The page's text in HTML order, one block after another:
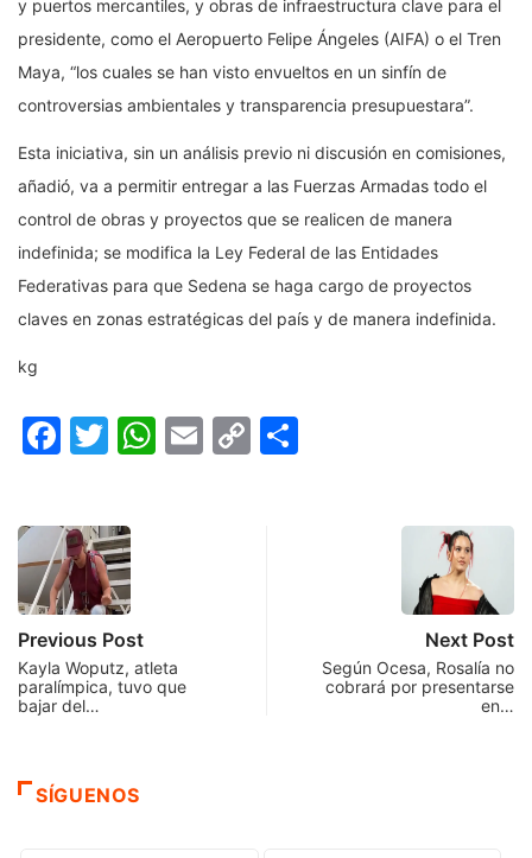
y puertos mercantiles, y obras de infraestructura clave para el
presidente, como el Aeropuerto Felipe Ángeles (AIFA) o el Tren
Maya, “los cuales se han visto envueltos en un sinfín de
controversias ambientales y transparencia presupuestara”.
Esta iniciativa, sin un análisis previo ni discusión en comisiones,
añadió, va a permitir entregar a las Fuerzas Armadas todo el
control de obras y proyectos que se realicen de manera
indefinida; se modifica la Ley Federal de las Entidades
Federativas para que Sedena se haga cargo de proyectos
claves en zonas estratégicas del país y de manera indefinida.
kg
Facebook
Twitter
WhatsApp
Email
Copy
Previous Post
Kayla Woputz, atleta
paralímpica, tuvo que
bajar del…
Next Post
Según Ocesa, Rosalía no
cobrará por presentarse
en…
SÍGUENOS